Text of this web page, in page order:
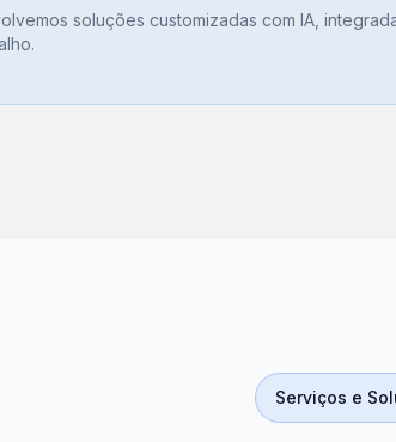
soluções customizadas com IA,
Serviços e